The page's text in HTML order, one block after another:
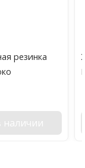
резинка
наличии